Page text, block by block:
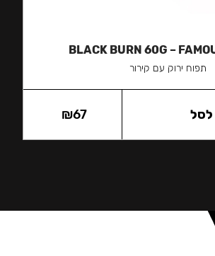
BLACK BURN 60G –
תפוח ירוק עם קירור
₪67 לסל